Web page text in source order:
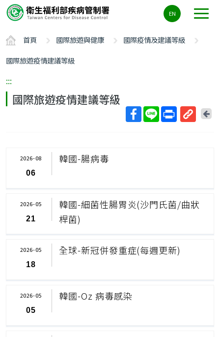
要
容
ALT+C
EN
首頁 國際旅遊與健康
國際疫情及建議等級
國際旅遊疫情建議等級
:::
國際旅遊疫情建議等級
回
韓國-腸病毒
2026-08
06
韓國-細菌性腸胃炎(沙門氏菌/曲狀
桿菌)
2026-05
21
全球-新冠併發重症(每週更新)
2026-05
18
韓國-Oz 病毒感染
2026-05
05